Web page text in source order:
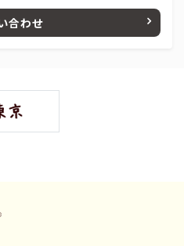
合わせ